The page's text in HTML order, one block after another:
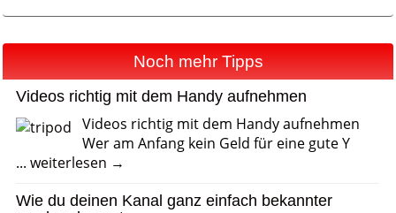
Noch mehr Tipps
Videos richtig mit dem Handy aufnehmen
Videos richtig mit dem Handy aufnehmen
Wer am Anfang kein Geld für eine gute Y
... weiterlesen →
Wie du deinen Kanal ganz einfach bekannter